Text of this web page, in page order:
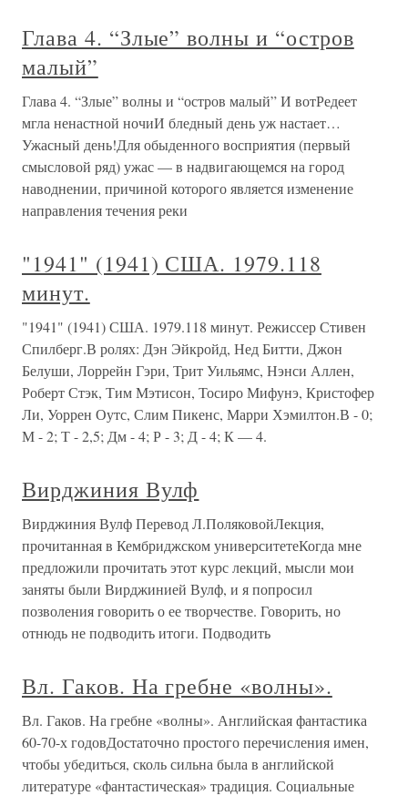
Глава 4. “Злые” волны и “остров
малый”
Глава 4. “Злые” волны и “остров малый” И вотРедеет
мгла ненастной ночиИ бледный день уж настает…
Ужасный день!Для обыденного восприятия (первый
смысловой ряд) ужас — в надвигающемся на город
наводнении, причиной которого является изменение
направления течения реки
"1941" (1941) США. 1979.118
минут.
"1941" (1941) США. 1979.118 минут. Режиссер Стивен
Спилберг.В ролях: Дэн Эйкройд, Нед Битти, Джон
Белуши, Лоррейн Гэри, Трит Уильямс, Нэнси Аллен,
Роберт Стэк, Тим Мэтисон, Тосиро Мифунэ, Кристофер
Ли, Уоррен Оутс, Слим Пикенс, Марри Хэмилтон.В - 0;
М - 2; Т - 2,5; Дм - 4; Р - 3; Д - 4; К — 4.
Вирджиния Вулф
Вирджиния Вулф Перевод Л.ПоляковойЛекция,
прочитанная в Кембриджском университетеКогда мне
предложили прочитать этот курс лекций, мысли мои
заняты были Вирджинией Вулф, и я попросил
позволения говорить о ее творчестве. Говорить, но
отнюдь не подводить итоги. Подводить
Вл. Гаков. На гребне «волны».
Вл. Гаков. На гребне «волны». Английская фантастика
60-70-х годовДостаточно простого перечисления имен,
чтобы убедиться, сколь сильна была в английской
литературе «фантастическая» традиция. Социальные